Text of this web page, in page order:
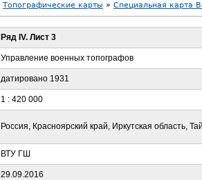
Топографические карты » Специальная карта
Ряд IV. Лист 3
Управление военных топографов
датировано 1931
1 : 420 000
Россия, Красноярский край, Иркутская область,
ВТУ ГШ
29.09.2016